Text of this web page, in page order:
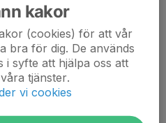
kakor
(cookies) för att vår
bra för dig. De används
i syfte att hjälpa oss att
tjänster.
vi cookies